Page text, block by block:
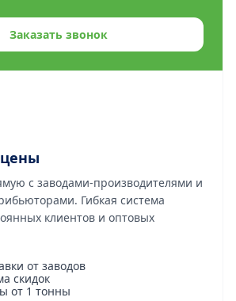
Заказать звонок
с заводами-производителями и
Гибкая система
клиентов и оптовых
от заводов
скидок
от 1 тонны